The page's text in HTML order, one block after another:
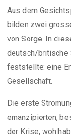
Aus dem
bilden zwei
von Sorge. In
deutsch/britische
feststellte: eine
Gesellschaft.
Die erste
emanzipierten,
der Krise,